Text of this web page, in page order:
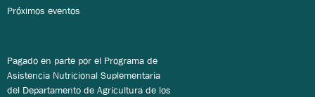
Próximos eventos
Pagado en parte por el Programa de
Asistencia Nutricional Suplementaria
del Departamento de Agricultura de los